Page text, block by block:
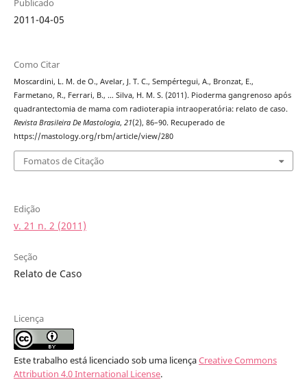
Publicado
2011-04-05
Como Citar
Moscardini, L. M. de O., Avelar, J. T. C., Sempértegui, A., Bronzat, E.,
Farmetano, R., Ferrari, B., … Silva, H. M. S. (2011). Pioderma gangrenoso após
quadrantectomia de mama com radioterapia intraoperatória: relato de caso.
Revista Brasileira De Mastologia, 21(2), 86–90. Recuperado de
https://mastology.org/rbm/article/view/280
Fomatos de Citação
Edição
v. 21 n. 2 (2011)
Seção
Relato de Caso
Licença
Este trabalho está licenciado sob uma licençaCreative Commons
Attribution 4.0 International License.